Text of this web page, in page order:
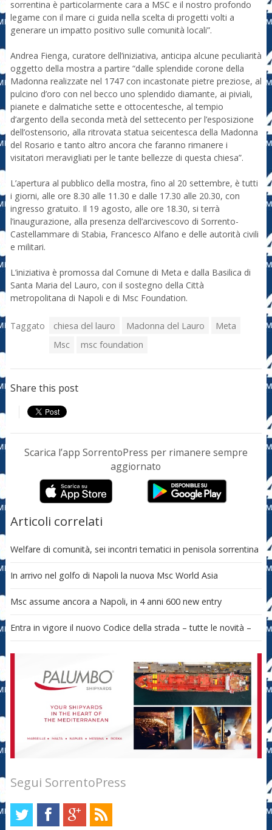
sorrentina è particolarmente cara a MSC e il nostro profondo
legame con il mare ci guida nella scelta di progetti volti a
generare un impatto positivo sulle comunità locali”.
Andrea Fienga, curatore dell’iniziativa, anticipa alcune peculiarità
oggetto della mostra a partire “dalle splendide corone della
Madonna realizzate nel 1747 con incastonate pietre preziose, al
pulcino d’oro con nel becco uno splendido diamante, ai piviali,
pianete e dalmatiche sette e ottocentesche, al tempio
d’argento della seconda metà del settecento per l’esposizione
dell’ostensorio, alla ritrovata statua seicentesca della Madonna
del Rosario e tanto altro ancora che faranno rimanere i
visitatori meravigliati per le tante bellezze di questa chiesa”.
L’apertura al pubblico della mostra, fino al 20 settembre, è tutti
i giorni, alle ore 8.30 alle 11.30 e dalle 17.30 alle 20.30, con
ingresso gratuito. Il 19 agosto, alle ore 18.30, si terrà
l’inaugurazione, alla presenza dell’arcivescovo di Sorrento-
Castellammare di Stabia, Francesco Alfano e delle autorità civili
e militari.
L’iniziativa è promossa dal Comune di Meta e dalla Basilica di
Santa Maria del Lauro, con il sostegno della Città
metropolitana di Napoli e di Msc Foundation.
Taggato chiesa del lauro Madonna del Lauro
Meta
Msc
msc foundation
Share this post
Scarica l’app SorrentoPress per rimanere sempre
aggiornato
Articoli correlati
Welfare di comunità, sei incontri tematici in penisola sorrentina
In arrivo nel golfo di Napoli la nuova Msc World Asia
Msc assume ancora a Napoli, in 4 anni 600 new entry
Entra in vigore il nuovo Codice della strada – tutte le novità –
Segui SorrentoPress